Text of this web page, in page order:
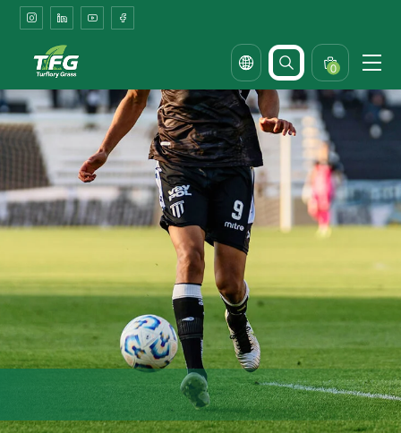
Shopping
Mall
Rooftop
Turf
0